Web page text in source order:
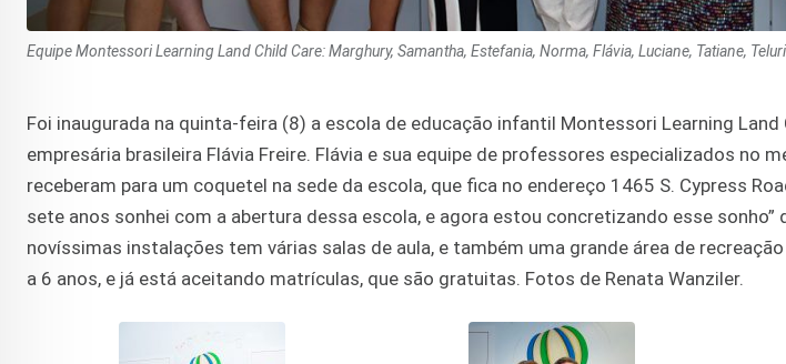
Equipe Montessori Learning Land Child Care: Marghury, Samantha, Estefania, Norma, Flávia, Luciane, Tatiane,
Foi inaugurada na quinta-feira (8) a escola de educação infantil Montessori Learning Land
empresária brasileira Flávia Freire. Flávia e sua equipe de professores especializados no
receberam para um coquetel na sede da escola, que fica no endereço 1465 S. Cypress
sete anos sonhei com a abertura dessa escola, e agora estou concretizando esse sonho”
novíssimas instalações tem várias salas de aula, e também uma grande área de
a 6 anos, e já está aceitando matrículas, que são gratuitas. Fotos de Renata Wanziler.